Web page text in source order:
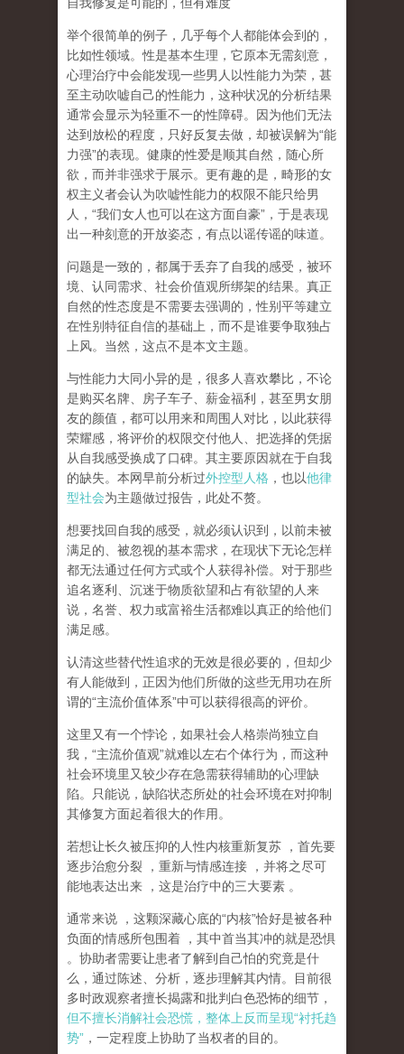
举个很简单的例子，几乎每个人都能体会到的，
比如性领域。性是基本生理，它原本无需刻意，
心理治疗中会能发现一些男人以性能力为荣，甚
至主动吹嘘自己的性能力，这种状况的分析结果
通常会显示为轻重不一的性障碍。因为他们无法
达到放松的程度，只好反复去做，却被误解为“能
力强”的表现。健康的性爱是顺其自然，随心所
欲，而并非强求于展示。更有趣的是，畸形的女
权主义者会认为吹嘘性能力的权限不能只给男
人， “我们女人也可以在这方面自豪” ，于是表现
出一种刻意的开放姿态，有点以谣传谣的味道。
问题是一致的，都属于丢弃了自我的感受，被环
境、认同需求、社会价值观所绑架的结果。真正
自然的性态度是不需要去强调的，性别平等建立
在性别特征自信的基础上，而不是谁要争取独占
上风。当然，这点不是本文主题。
与性能力大同小异的是，很多人喜欢攀比，不论
是购买名牌、房子车子、薪金福利，甚至男女朋
友的颜值，都可以用来和周围人对比，以此获得
荣耀感，将评价的权限交付他人、把选择的凭据
从自我感受换成了口碑。其主要原因就在于自我
的缺失。本网早前分析过外控型人格 ，也以他律
型社会为主题做过报告，此处不赘。
想要找回自我的感受，就必须认识到，以前未被
满足的、被忽视的基本需求，在现状下无论怎样
都无法通过任何方式或个人获得补偿。对于那些
追名逐利、沉迷于物质欲望和占有欲望的人来
说，名誉、权力或富裕生活都难以真正的给他们
满足感。
认清这些替代性追求的无效是很必要的，但却少
有人能做到，正因为他们所做的这些无用功在所
谓的“主流价值体系”中可以获得很高的评价。
这里又有一个悖论，如果社会人格崇尚独立自
我， “主流价值观”就难以左右个体行为，而这种
社会环境里又较少存在急需获得辅助的心理缺
陷。只能说， 缺陷状态所处的社会环境在对抑制
其修复方面起着很大的作用。
若想让长久被压抑的人性内核重新复苏
，首先要
逐步治愈分裂
，重新与情感连接
，并将之尽可
能地表达出来
，这是治疗中的三大要素 。
通常来说 ，这颗深藏心底的“内核”恰好是被各种
负面的情感所包围着
，其中首当其冲的就是恐惧
。协助者需要让患者了解到自己怕的究竟是什
么，通过陈述、分析，逐步理解其内情。目前很
多时政观察者擅长揭露和批判白色恐怖的细节，
但不擅长消解社会恐慌，整体上反而呈现“衬托趋
势” ，一定程度上协助了当权者的目的。